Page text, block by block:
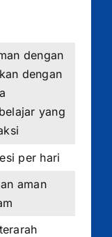
dengan
dengan
yang
per hari
aman